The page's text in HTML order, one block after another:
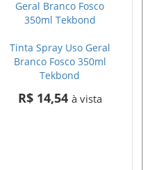
Tinta Spray Uso Geral
Branco Fosco 350ml
Tekbond
R$ 14,54 à vista